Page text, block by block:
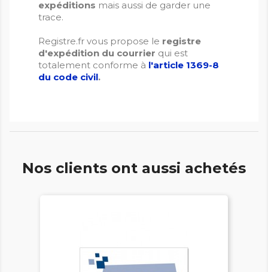
expéditions mais aussi de garder une
trace.
Registre.fr vous propose le registre
d'expédition du courrier qui est
totalement conforme à l'article 1369-8
du code civil.
Nos clients ont aussi achetés